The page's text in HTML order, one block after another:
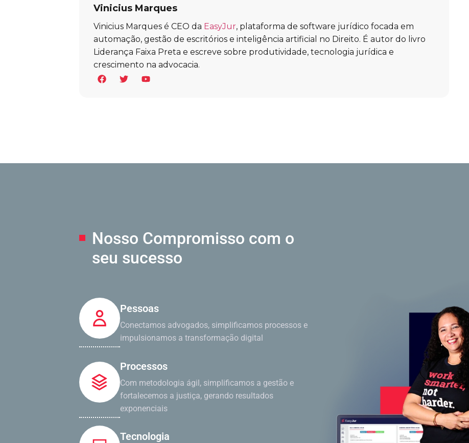
Vinicius Marques
Vinicius Marques é CEO da EasyJur, plataforma de software jurídico focada em
automação, gestão de escritórios e inteligência artificial no Direito. É autor do livro
Liderança Faixa Preta e escreve sobre produtividade, tecnologia jurídica e
crescimento na advocacia.
Nosso Compromisso com o
seu sucesso
Pessoas
Conectamos advogados, simplificamos processos e
impulsionamos a transformação digital
Processos
Com metodologia ágil, simplificamos a gestão e
fortalecemos a justiça, gerando resultados
exponenciais
Tecnologia